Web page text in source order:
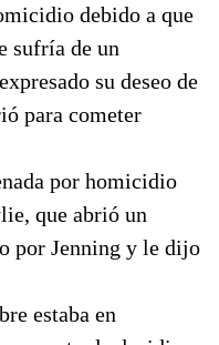
debido a que
sufría de un
su deseo de
para cometer
por homicidio
que abrió un
por Jenning y le dijo
estaba en